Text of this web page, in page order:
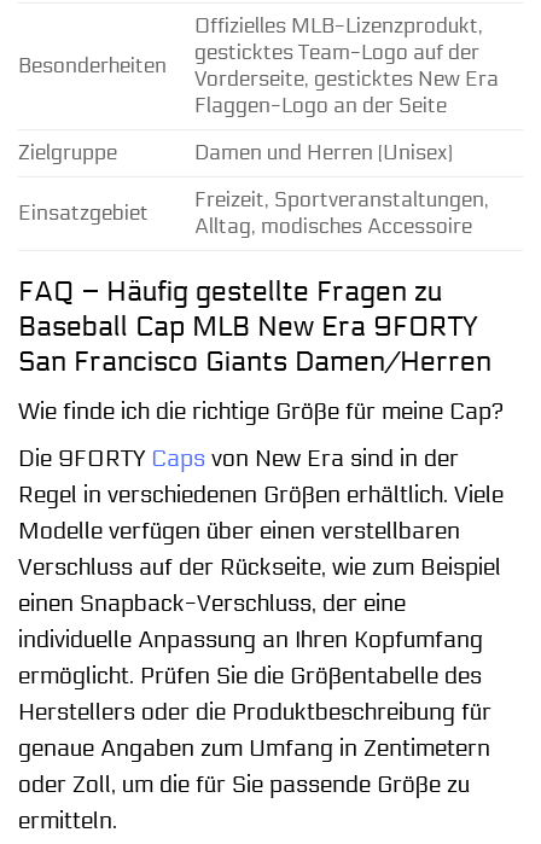
Besonderheiten
Offizielles MLB-Lizenzprodukt,
gesticktes Team-Logo auf der
Vorderseite, gesticktes New Era
Flaggen-Logo an der Seite
Zielgruppe
Damen und Herren (Unisex)
Einsatzgebiet
Freizeit, Sportveranstaltungen,
Alltag, modisches Accessoire
FAQ – Häufig gestellte Fragen zu
Baseball Cap MLB New Era 9FORTY
San Francisco Giants Damen/Herren
Wie finde ich die richtige Größe für meine Cap?
Die 9FORTY Caps von New Era sind in der
Regel in verschiedenen Größen erhältlich. Viele
Modelle verfügen über einen verstellbaren
Verschluss auf der Rückseite, wie zum Beispiel
einen Snapback-Verschluss, der eine
individuelle Anpassung an Ihren Kopfumfang
ermöglicht. Prüfen Sie die Größentabelle des
Herstellers oder die Produktbeschreibung für
genaue Angaben zum Umfang in Zentimetern
oder Zoll, um die für Sie passende Größe zu
ermitteln.